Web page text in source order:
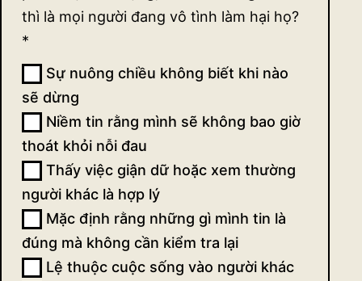
điểm
về sự
tác
động
(ngắn)
thì là mọi người đang vô tình làm hại họ?
*
Sự nuông chiều không biết khi nào
sẽ dừng
Niềm tin rằng mình sẽ không bao giờ
thoát khỏi nỗi đau
Thấy việc giận dữ hoặc xem thường
người khác là hợp lý
Mặc định rằng những gì mình tin là
đúng mà không cần kiểm tra lại
Lệ thuộc cuộc sống vào người khác